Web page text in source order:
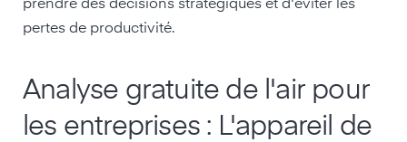
prendre des décisions stratégiques et d'éviter les
pertes de productivité.
Analyse gratuite de l'air pour
les entreprises : L'appareil de